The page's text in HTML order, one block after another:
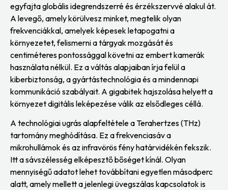
egyfajta globális idegrendszerré és érzékszervvé alakul át.
A levegő, amely körülvesz minket, megtelik olyan
frekvenciákkal, amelyek képesek letapogatni a
környezetet, felismerni a tárgyak mozgását és
centiméteres pontossággal követni az embert kamerák
használata nélkül. Ez a váltás alapjaiban írja felül a
kiberbiztonság, a gyártástechnológia és a mindennapi
kommunikáció szabályait. A gigabitek hajszolása helyett a
környezet digitális leképezése válik az elsődleges céllá.
A technológiai ugrás alapfeltétele a Terahertzes (THz)
tartomány meghódítása. Ez a frekvenciasáv a
mikrohullámok és az infravörös fény határvidékén fekszik.
Itt a sávszélesség elképesztő bőséget kínál. Olyan
mennyiségű adatot lehet továbbítani egyetlen másodperc
alatt, amely mellett a jelenlegi üvegszálas kapcsolatok is